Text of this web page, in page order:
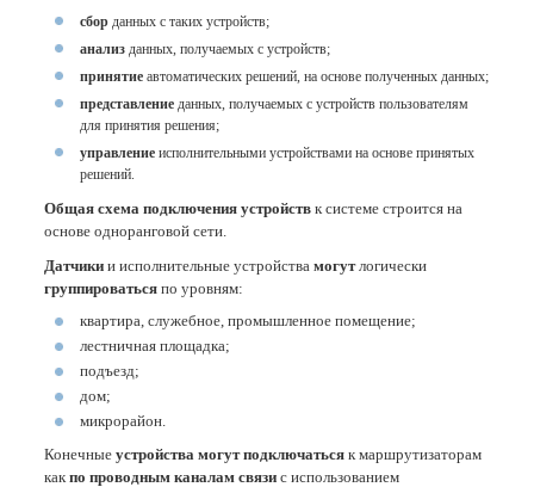
сбор данных с таких устройств;
анализ данных, получаемых с устройств;
принятие автоматических решений, на основе полученных данных;
представление данных, получаемых с устройств пользователям
для принятия решения;
управление исполнительными устройствами на основе принятых
решений.
Общая схема подключения устройств к системе строится на
основе одноранговой сети.
Датчики и исполнительные устройства могутлогически
группироваться по уровням:
квартира, служебное, промышленное помещение;
лестничная площадка;
подъезд;
дом;
микрорайон.
Конечные устройства могут подключаться к маршрутизаторам
какпо проводным каналам связи с использованием